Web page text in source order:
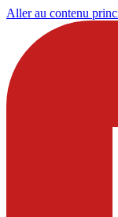
Aller au contenu